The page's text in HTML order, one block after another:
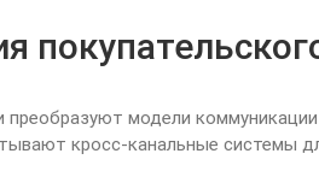
преобразуют модели
кросс-канальные системы